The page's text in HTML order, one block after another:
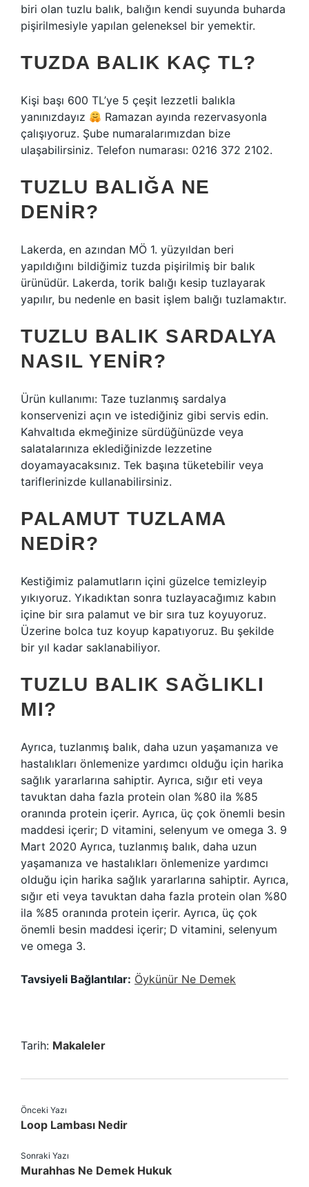
biri olan tuzlu balık, balığın kendi suyunda buharda
pişirilmesiyle yapılan geleneksel bir yemektir.
TUZDA BALIK KAÇ TL?
Kişi başı 600 TL’ye 5 çeşit lezzetli balıkla
yanınızdayız
Ramazan ayında rezervasyonla
çalışıyoruz. Şube numaralarımızdan bize
ulaşabilirsiniz. Telefon numarası: 0216 372 2102.
TUZLU BALIĞA NE
DENIR?
Lakerda, en azından MÖ 1. yüzyıldan beri
yapıldığını bildiğimiz tuzda pişirilmiş bir balık
ürünüdür. Lakerda, torik balığı kesip tuzlayarak
yapılır, bu nedenle en basit işlem balığı tuzlamaktır.
TUZLU BALIK SARDALYA
NASIL YENIR?
Ürün kullanımı: Taze tuzlanmış sardalya
konservenizi açın ve istediğiniz gibi servis edin.
Kahvaltıda ekmeğinize sürdüğünüzde veya
salatalarınıza eklediğinizde lezzetine
doyamayacaksınız. Tek başına tüketebilir veya
tariflerinizde kullanabilirsiniz.
PALAMUT TUZLAMA
NEDIR?
Kestiğimiz palamutların içini güzelce temizleyip
yıkıyoruz. Yıkadıktan sonra tuzlayacağımız kabın
içine bir sıra palamut ve bir sıra tuz koyuyoruz.
Üzerine bolca tuz koyup kapatıyoruz. Bu şekilde
bir yıl kadar saklanabiliyor.
TUZLU BALIK SAĞLIKLI
MI?
Ayrıca, tuzlanmış balık, daha uzun yaşamanıza ve
hastalıkları önlemenize yardımcı olduğu için harika
sağlık yararlarına sahiptir. Ayrıca, sığır eti veya
tavuktan daha fazla protein olan %80 ila %85
oranında protein içerir. Ayrıca, üç çok önemli besin
maddesi içerir; D vitamini, selenyum ve omega 3. 9
Mart 2020 Ayrıca, tuzlanmış balık, daha uzun
yaşamanıza ve hastalıkları önlemenize yardımcı
olduğu için harika sağlık yararlarına sahiptir. Ayrıca,
sığır eti veya tavuktan daha fazla protein olan %80
ila %85 oranında protein içerir. Ayrıca, üç çok
önemli besin maddesi içerir; D vitamini, selenyum
ve omega 3.
Tavsiyeli Bağlantılar: Öykünür Ne Demek
Tarih: Makaleler
Önceki Yazı
Loop Lambası Nedir
Sonraki Yazı
Murahhas Ne Demek Hukuk